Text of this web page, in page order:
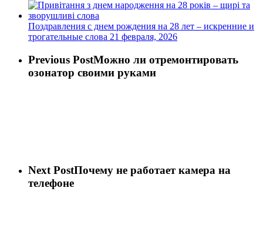
Поздравления с днем рождения на 28 лет – искренние и
трогательные слова 21 февраля, 2026
Previous PostМожно ли отремонтировать
озонатор своими руками
Next PostПочему не работает камера на
телефоне